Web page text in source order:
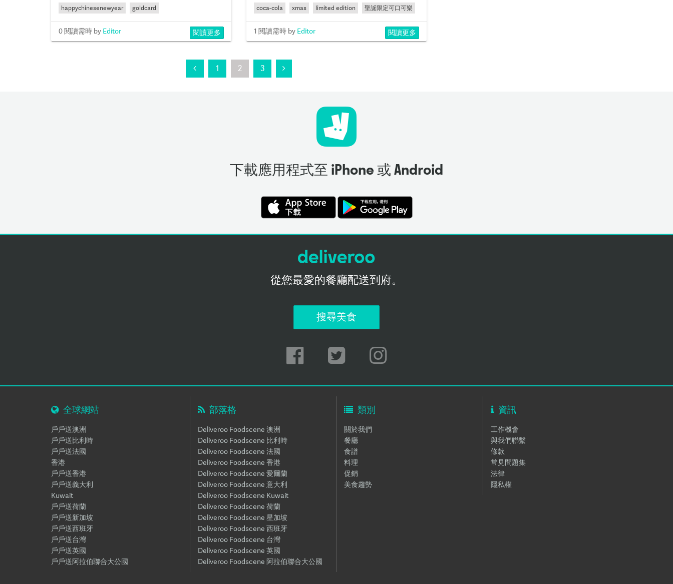
happychinesenewyear goldcard
0 閱讀需時 by Editor 閱讀更多
coca-cola xmas limited edition 聖誕限定可口可樂
1 閱讀需時 by Editor 閱讀更多
1 2 3
下載應用程式至 iPhone 或 Android
從您最愛的餐廳配送到府。
搜尋美食
全球網站
戶戶送澳洲
戶戶送比利時
戶戶送法國
香港
戶戶送香港
戶戶送義大利
Kuwait
戶戶送荷蘭
戶戶送新加坡
戶戶送西班牙
戶戶送台灣
戶戶送英國
戶戶送阿拉伯聯合大公國
部落格
Deliveroo Foodscene 澳洲
Deliveroo Foodscene 比利時
Deliveroo Foodscene 法國
Deliveroo Foodscene 香港
Deliveroo Foodscene 愛爾蘭
Deliveroo Foodscene 意大利
Deliveroo Foodscene Kuwait
Deliveroo Foodscene 荷蘭
Deliveroo Foodscene 星加坡
Deliveroo Foodscene 西班牙
Deliveroo Foodscene 台灣
Deliveroo Foodscene 英國
Deliveroo Foodscene 阿拉伯聯合大公國
類別
關於我們
餐廳
食譜
料理
促銷
美食趨勢
資訊
工作機會
與我們聯繫
條款
常見問題集
法律
隱私權